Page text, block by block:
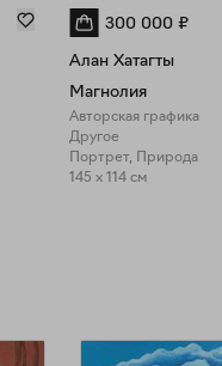
300 000 ₽
Алан Хатагты
Магнолия
Авторская графика
Другое
Портрет, Природа
145 x 114 см